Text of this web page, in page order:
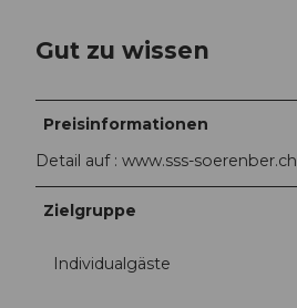
Gut zu wissen
Preisinformationen
Detail auf : www.sss-soerenber.ch
Zielgruppe
Individualgäste